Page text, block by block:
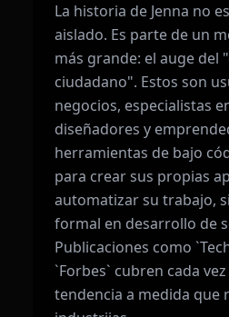
La historia de Jenna no
aislado. Es parte de un
más grande: el auge del
ciudadano". Estos son
negocios, especialistas
diseñadores y
herramientas de bajo
para crear sus propias
automatizar su trabajo,
formal en desarrollo de
Publicaciones como
`Forbes` cubren cada
tendencia a medida que